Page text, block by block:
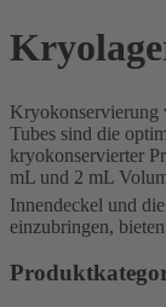
Kryokonservierung
Tubes sind die
kryokonservierter
mL und 2 mL
Innendeckel und
einzubringen,